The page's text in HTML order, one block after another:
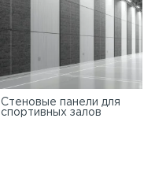
Стеновые панели для
спортивных залов